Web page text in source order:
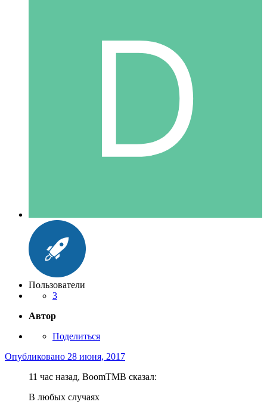
Пользователи
3
Автор
Поделиться
Опубликовано 28 июня, 2017
11 час назад, BoomTMB сказал:
В любых случаях